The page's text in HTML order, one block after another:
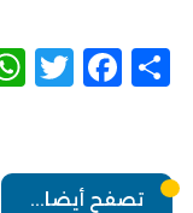
Share
تصفح أيضا...